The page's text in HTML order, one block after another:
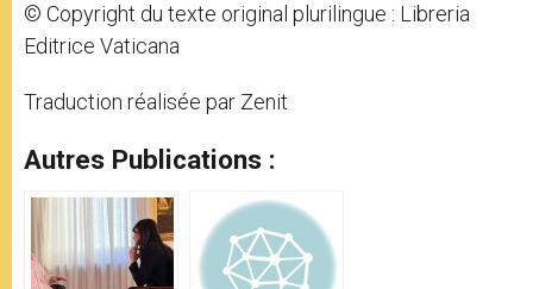
© Copyright du texte original plurilingue : Libreria
Editrice Vaticana
Traduction réalisée par Zenit
Autres Publications :